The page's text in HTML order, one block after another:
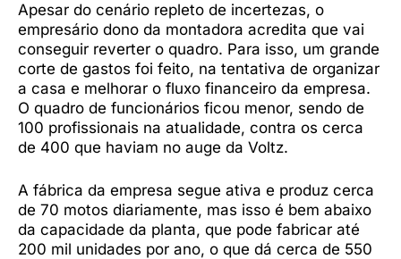
Apesar do cenário repleto de incertezas, o
empresário dono da montadora acredita que vai
conseguir reverter o quadro. Para isso, um grande
corte de gastos foi feito, na tentativa de organizar
a casa e melhorar o fluxo financeiro da empresa.
O quadro de funcionários ficou menor, sendo de
100 profissionais na atualidade, contra os cerca
de 400 que haviam no auge da Voltz.
A fábrica da empresa segue ativa e produz cerca
de 70 motos diariamente, mas isso é bem abaixo
da capacidade da planta, que pode fabricar até
200 mil unidades por ano, o que dá cerca de 550